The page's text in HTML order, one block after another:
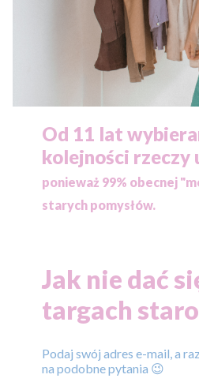
Od 11 lat
kolejności rzeczy
ponieważ 99% obecnej
starych pomysłów.
Jak nie dać
targach
Podaj swój adres e-mail, a
na podobne pytania 😉